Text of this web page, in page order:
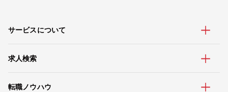
サービスについて
求人検索
転職ノウハウ